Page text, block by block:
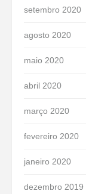
setembro 2020
agosto 2020
maio 2020
abril 2020
março 2020
fevereiro 2020
janeiro 2020
dezembro 2019